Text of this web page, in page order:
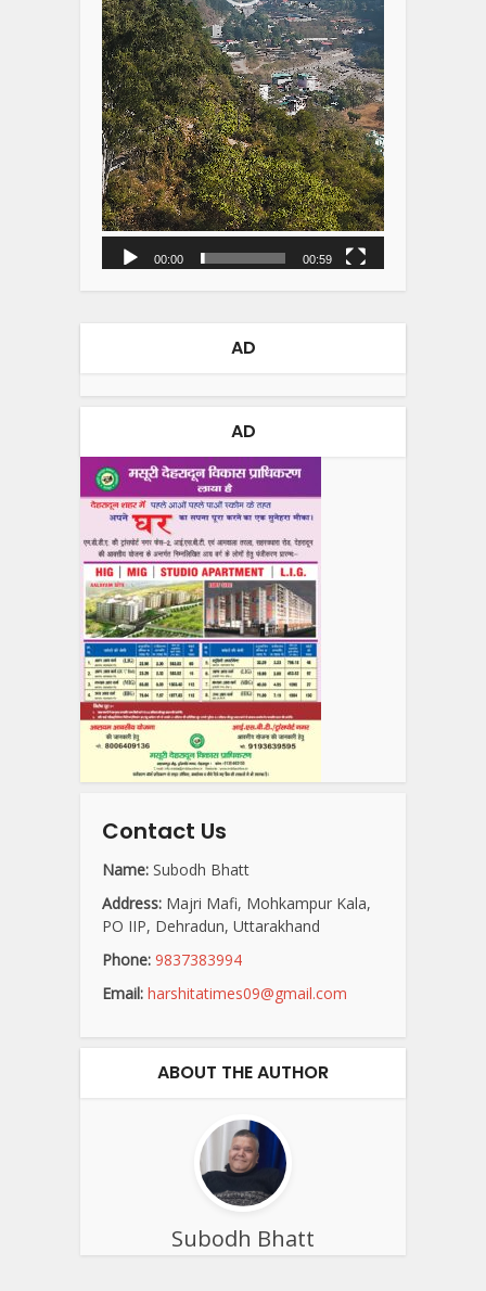
00:00 00:59
AD
AD
Contact Us
Name: Subodh Bhatt
Address: Majri Mafi, Mohkampur Kala,
PO IIP, Dehradun, Uttarakhand
Phone: 9837383994
Email: harshitatimes09@gmail.com
ABOUT THE AUTHOR
Subodh Bhatt